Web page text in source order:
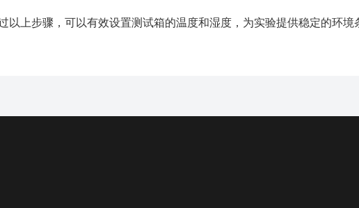
以上步骤，可以有效设置测试箱的温度和湿度，为实验提供稳定的环境